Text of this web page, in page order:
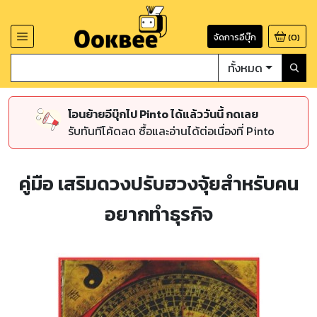
จัดการอีบุ๊ก (0)
ทั้งหมด
โอนย้ายอีบุ๊กไป Pinto ได้แล้ววันนี้ กดเลย
รับทันทีโค้ดลด ซื้อและอ่านได้ต่อเนื่องที่ Pinto
คู่มือ เสริมดวงปรับฮวงจุ้ยสำหรับคน
อยากทำธุรกิจ